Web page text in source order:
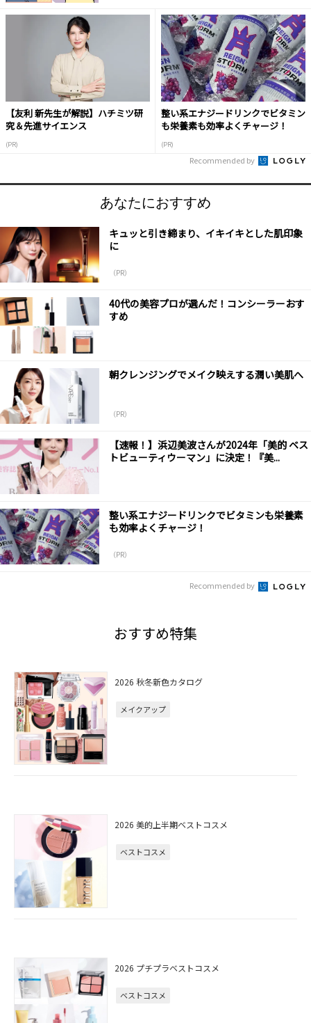
【友利 新先生が解説】ハチミツ研
究＆先進サイエンス
(PR)
整い系エナジードリンクでビタミン
も栄養素も効率よくチャージ！
(PR)
Recommended by
あなたにおすすめ
キュッと引き締まり、イキイキとした肌印象
に
（PR）
40代の美容プロが選んだ！コンシーラーおす
すめ
朝クレンジングでメイク映えする潤い美肌へ
（PR）
【速報！】浜辺美波さんが2024年「美的 ベス
トビューティウーマン」に決定！『美...
整い系エナジードリンクでビタミンも栄養素
も効率よくチャージ！
（PR）
Recommended by
おすすめ特集
2026 秋冬新色カタログ
メイクアップ
2026 美的上半期ベストコスメ
ベストコスメ
2026 プチプラベストコスメ
ベストコスメ